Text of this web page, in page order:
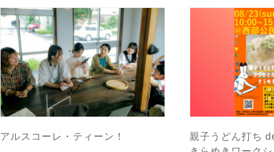
アルスコーレ・ティーン！
親子うどん打ち